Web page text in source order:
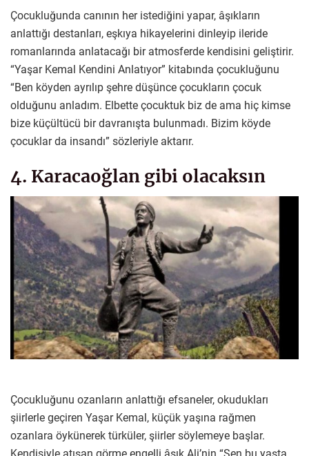
Çocukluğunda canının her istediğini yapar, âşıkların
anlattığı destanları, eşkıya hikayelerini dinleyip ileride
romanlarında anlatacağı bir atmosferde kendisini geliştirir.
“Yaşar Kemal Kendini Anlatıyor” kitabında çocukluğunu
“Ben köyden ayrılıp şehre düşünce çocukların çocuk
olduğunu anladım. Elbette çocuktuk biz de ama hiç kimse
bize küçültücü bir davranışta bulunmadı. Bizim köyde
çocuklar da insandı” sözleriyle aktarır.
4. Karacaoğlan gibi olacaksın
Çocukluğunu ozanların anlattığı efsaneler, okudukları
şiirlerle geçiren Yaşar Kemal, küçük yaşına rağmen
ozanlara öykünerek türküler, şiirler söylemeye başlar.
Kendisiyle atışan görme engelli âşık Ali’nin “Sen bu yaşta